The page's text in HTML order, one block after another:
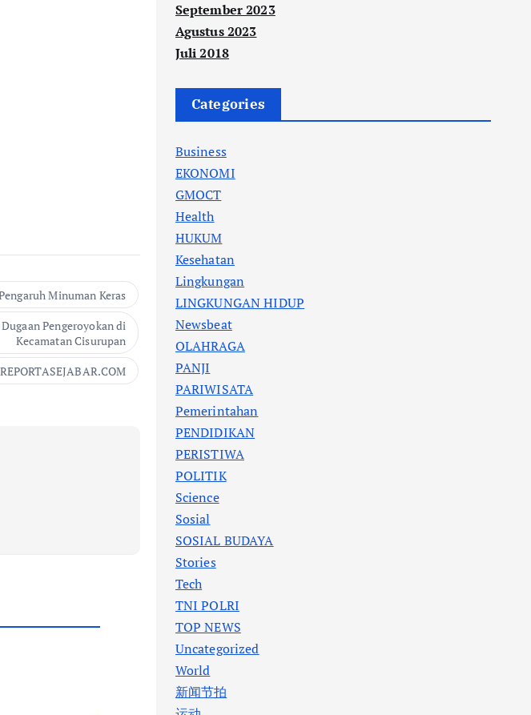
Minuman Keras
Pengeroyokan di
Kecamatan Cisurupan
REPORTASEJABAR.COM
September 2023
Agustus 2023
Juli 2018
Categories
Business
EKONOMI
GMOCT
Health
HUKUM
Kesehatan
Lingkungan
LINGKUNGAN HIDUP
Newsbeat
OLAHRAGA
PANJI
PARIWISATA
Pemerintahan
PENDIDIKAN
PERISTIWA
POLITIK
Science
Sosial
SOSIAL BUDAYA
Stories
Tech
TNI POLRI
TOP NEWS
Uncategorized
World
新闻节拍